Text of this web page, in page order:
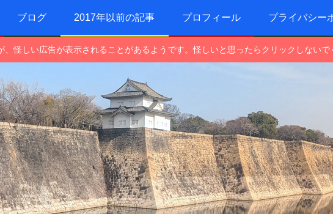
ブログ 2017年以前の記事 プロフィール プライバシー
怪しい広告が表示されることがあるようです。怪しいと思ったらクリックしないで